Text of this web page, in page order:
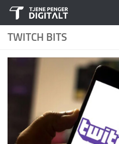
Skip to content
TWITCH BITS